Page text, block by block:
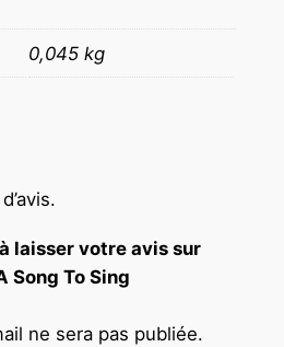
0,045 kg
laisser votre avis sur
Song To Sing
ne sera pas publiée.